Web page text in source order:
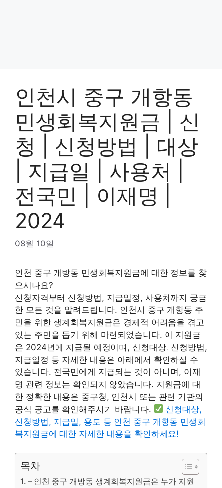
인천시 중구 개항동
민생회복지원금 | 신
청 | 신청방법 | 대상
| 지급일 | 사용처 |
전국민 | 이재명 |
2024
08월 10일
인천 중구 개방동 민생회복지원금에 대한 정보를 찾
으시나요?
신청자격부터 신청방법, 지급일정, 사용처까지 궁금
한 모든 것을 알려드립니다. 인천시 중구 개항동 주
민을 위한 생계회복지원금은 경제적 어려움을 겪고
있는 주민을 돕기 위해 마련되었습니다. 이 지원금
은 2024년에 지급될 예정이며, 신청대상, 신청방법,
지급일정 등 자세한 내용은 아래에서 확인하실 수
있습니다. 전국민에게 지급되는 것이 아니며, 이재
명 관련 정보는 확인되지 않았습니다. 지원금에 대
한 정확한 내용은 중구청, 인천시 또는 관련 기관의
공식 공고를 확인해주시기 바랍니다.
신청대상,
신청방법, 지급일, 용도 등 인천 중구 개항동 민생회
복지원금에 대한 자세한 내용을 확인하세요!
목차
– 인천 중구 개방동 생계회복지원금은 누가 지원